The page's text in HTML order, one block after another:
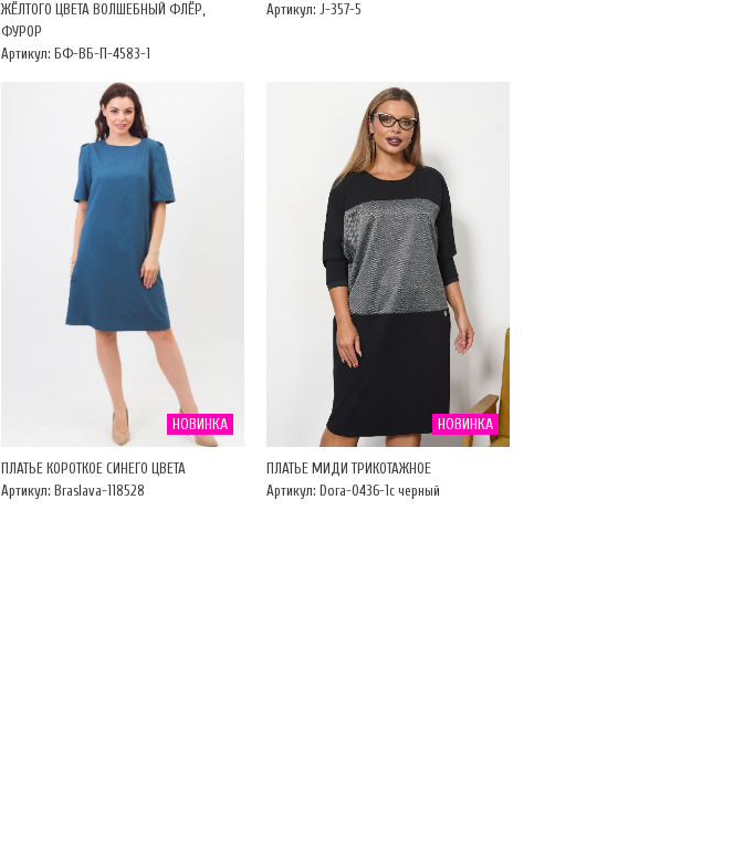
ЖЁЛТОГО ЦВЕТА ВОЛШЕБНЫЙ ФЛЁР,
ФУРОР
Артикул: БФ-ВБ-П-4583-1
Артикул: J-357-5
НОВИНКА
ПЛАТЬЕ КОРОТКОЕ СИНЕГО ЦВЕТА
Артикул: Braslava-118528
НОВИНКА
ПЛАТЬЕ МИДИ ТРИКОТАЖНОЕ
Артикул: Dora-0436-1с черный